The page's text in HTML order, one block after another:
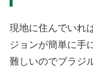
現地に住んでいれ
ジョンが簡単に手
難しいのでブラジ